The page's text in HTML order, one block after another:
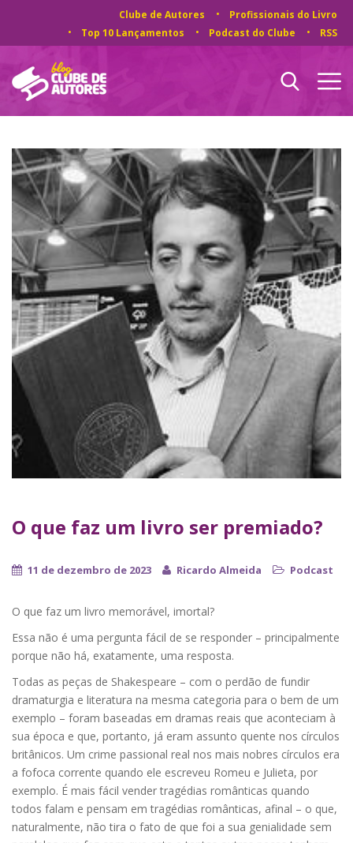
Clube de Autores
Profissionais do Livro
Top 10 Lançamentos
Podcast do Clube RSS
O que faz um livro ser premiado?
11 de dezembro de 2023 Ricardo Almeida Podcast
O que faz um livro memorável, imortal?
Essa não é uma pergunta fácil de se responder – principalmente
porque não há, exatamente, uma resposta.
Todas as peças de Shakespeare – com o perdão de fundir
dramaturgia e literatura na mesma categoria para o bem de um
exemplo – foram baseadas em dramas reais que aconteciam à
sua época e que, portanto, já eram assunto quente nos círculos
britânicos. Um crime passional real nos mais nobres círculos era
a fofoca corrente quando ele escreveu Romeu e Julieta, por
exemplo. É mais fácil vender tragédias românticas quando
todos falam e pensam em tragédias românticas, afinal – o que,
naturalmente, não tira o fato de que foi a sua genialidade sem